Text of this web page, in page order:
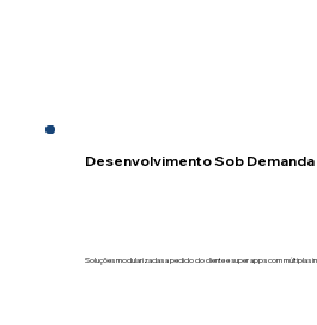
Desenvolvimento Sob Demanda
Soluções modularizadas a pedido do cliente e super apps com múltiplas